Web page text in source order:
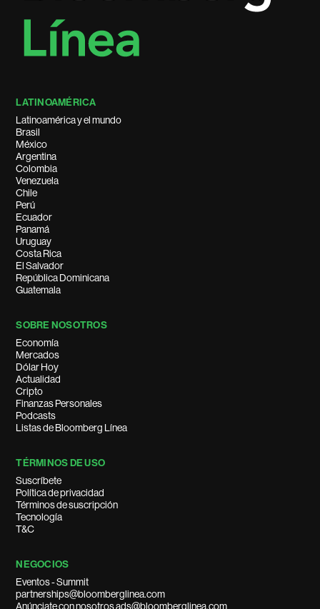
LATINOAMÉRICA
Latinoamérica y el mundo
Brasil
México
Argentina
Colombia
Venezuela
Chile
Perú
Ecuador
Panamá
Uruguay
Costa Rica
El Salvador
República Dominicana
Guatemala
SOBRE NOSOTROS
Economía
Mercados
Dólar Hoy
Actualidad
Cripto
Finanzas Personales
Podcasts
Listas de Bloomberg Línea
TÉRMINOS DE USO
Suscríbete
Política de privacidad
Términos de suscripción
Tecnología
T&C
NEGOCIOS
Eventos - Summit
partnerships@bloomberglinea.com
Anúnciate con nosotros ads@bloomberglinea.com